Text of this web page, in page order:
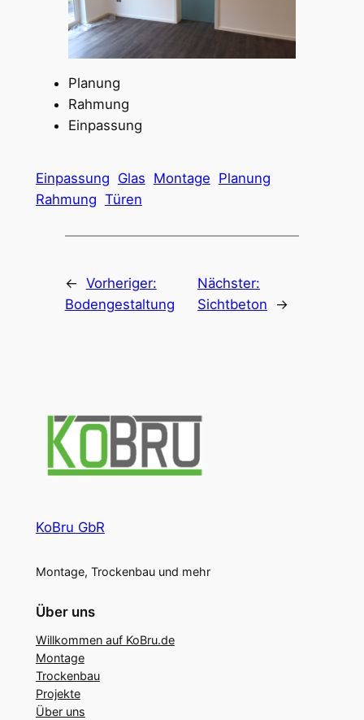
Planung
Rahmung
Einpassung
Einpassung Glas Montage Planung
Rahmung Türen
← Vorheriger:
Bodengestaltung
Nächster:
Sichtbeton
→
KoBru GbR
Montage, Trockenbau und mehr
Über uns
Willkommen auf KoBru.de
Montage
Trockenbau
Projekte
Über uns